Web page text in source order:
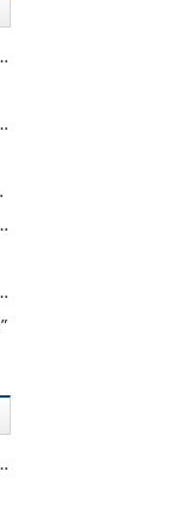
现的徐志摩致胡适三封英文佚信
互鉴之历史启示录
溯与探寻
日甲午战争的省思
胡适年谱新编》前言
位老师和两位同学